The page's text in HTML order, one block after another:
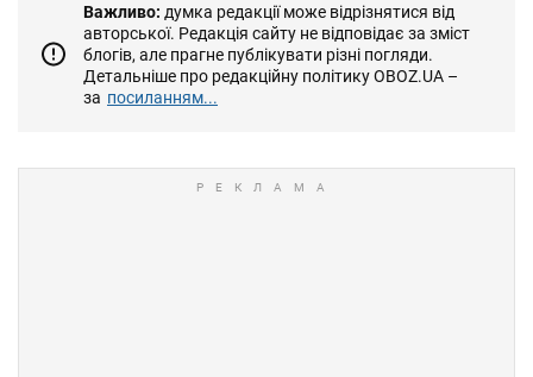
Важливо: думка редакції може відрізнятися від
авторської. Редакція сайту не відповідає за зміст
блогів, але прагне публікувати різні погляди.
Детальніше про редакційну політику OBOZ.UA –
за посиланням...